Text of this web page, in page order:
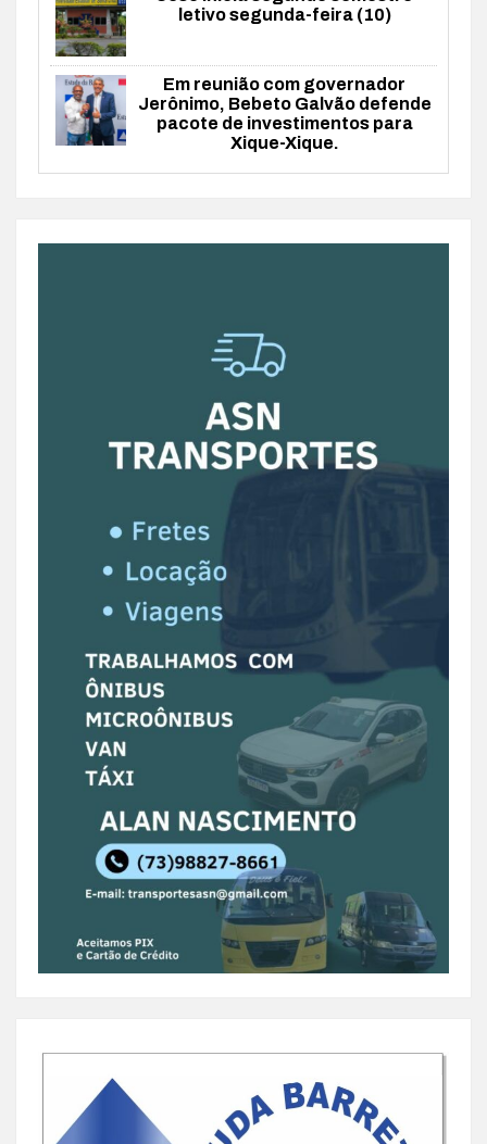
letivo segunda-feira (10)
Em reunião com governador
Jerônimo, Bebeto Galvão defende
pacote de investimentos para
Xique-Xique.